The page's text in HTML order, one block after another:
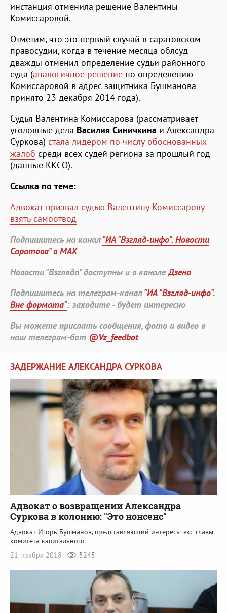
инстанция отменила решение Валентины
Комиссаровой.
Отметим, что это первый случай в саратовском
правосудии, когда в течение месяца облсуд
дважды отменил определение судьи районного
суда (аналогичное решение по определению
Комиссаровой в адрес защитника Бушманова
принято 23 декабря 2014 года).
Судья Валентина Комиссарова (рассматривает
уголовные дела Василия Синичкина и Александра
Суркова) стала лидером по числу обоснованных
жалоб среди всех судей региона за прошлый год
(данные ККСО).
Ссылка по теме:
Адвокат призвал судью Валентину Комиссарову
взять самоотвод
Подпишитесь на канал"ИА "Взгляд-инфо". Новости
Саратова" в MAX
Новости "Взгляда" доступны и в каналеДзена
Подпишитесь на телеграм-канал"ИА "Взгляд-инфо".
Вне формата": заходите - будет интересно
Вы можете прислать сообщения, фото и видео в
наш телеграм-бот @Vz_feedbot
ЗАДЕРЖАНИЕ АЛЕКСАНДРА СУРКОВА
Адвокат о возвращении Александра
Суркова в колонию: "Это нонсенс"
Адвокат Игорь Бушманов, представляющий интересы экс-главы
комитета капитального
21 ноября 2018
5245